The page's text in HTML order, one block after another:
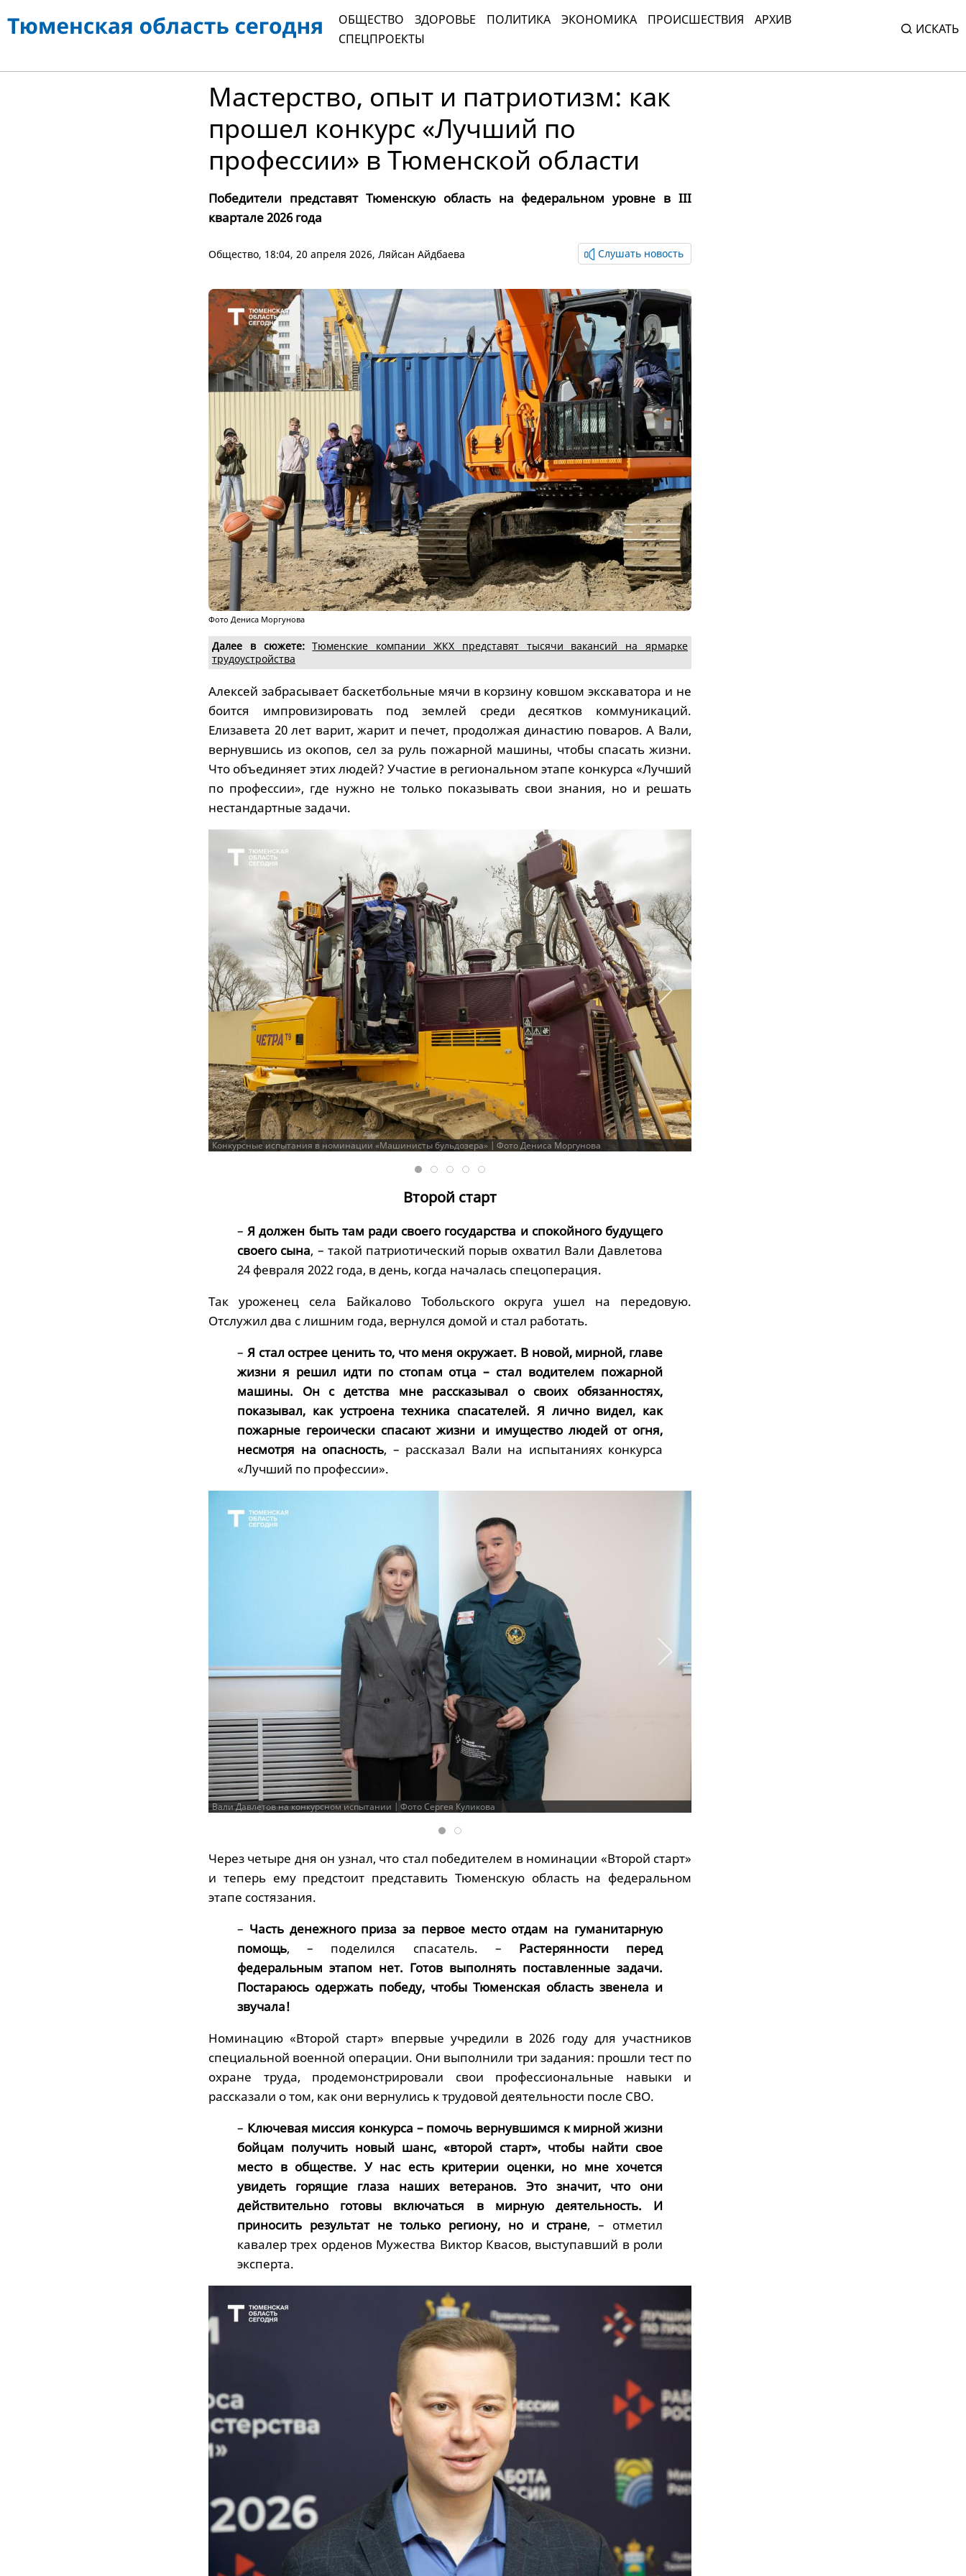
ОБЩЕСТВО ЗДОРОВЬЕ ПОЛИТИКА ЭКОНОМИКА ПРОИСШЕСТВИЯ
АРХИВ
СПЕЦПРОЕКТЫ
ИСКАТЬ
Мастерство, опыт и патриотизм: как
прошел конкурс «Лучший по
профессии» в Тюменской области
Победители представят Тюменскую область на федеральном уровне в III
квартале 2026 года
Общество, 18:04, 20 апреля 2026, Ляйсан Айдбаева Слушать новость
Фото Дениса Моргунова
Далее в сюжете: Тюменские компании ЖКХ представят тысячи вакансий на ярмарке
трудоустройства
Алексей забрасывает баскетбольные мячи в корзину ковшом экскаватора и не
боится импровизировать под землей среди десятков коммуникаций.
Елизавета 20 лет варит, жарит и печет, продолжая династию поваров. А Вали,
вернувшись из окопов, сел за руль пожарной машины, чтобы спасать жизни.
Что объединяет этих людей? Участие в региональном этапе конкурса «Лучший
по профессии», где нужно не только показывать свои знания, но и решать
нестандартные задачи.
Конкурсные испытания в номинации «Машинисты бульдозера» | Фото Дениса Моргунова
Второй старт
–Я должен быть там ради своего государства и спокойного будущего
своего сына, – такой патриотический порыв охватил Вали Давлетова
24 февраля 2022 года, в день, когда началась спецоперация.
Так уроженец села Байкалово Тобольского округа ушел на передовую.
Отслужил два с лишним года, вернулся домой и стал работать.
– Я стал острее ценить то, что меня окружает. В новой, мирной, главе
жизни я решил идти по стопам отца – стал водителем пожарной
машины. Он с детства мне рассказывал о своих обязанностях,
показывал, как устроена техника спасателей. Я лично видел, как
пожарные героически спасают жизни и имущество людей от огня,
несмотря на опасность, – рассказал Вали на испытаниях конкурса
«Лучший по профессии».
Вали Давлетов на конкурсном испытании | Фото Сергея Куликова
Через четыре дня он узнал, что стал победителем в номинации «Второй старт»
и теперь ему предстоит представить Тюменскую область на федеральном
этапе состязания.
– Часть денежного приза за первое место отдам на гуманитарную
помощь, – поделился спасатель. – Растерянности перед
федеральным этапом нет. Готов выполнять поставленные задачи.
Постараюсь одержать победу, чтобы Тюменская область звенела и
звучала!
Номинацию «Второй старт» впервые учредили в 2026 году для участников
специальной военной операции. Они выполнили три задания: прошли тест по
охране труда, продемонстрировали свои профессиональные навыки и
рассказали о том, как они вернулись к трудовой деятельности после СВО.
– Ключевая миссия конкурса – помочь вернувшимся к мирной жизни
бойцам получить новый шанс, «второй старт», чтобы найти свое
место в обществе. У нас есть критерии оценки, но мне хочется
увидеть горящие глаза наших ветеранов. Это значит, что они
действительно готовы включаться в мирную деятельность. И
приносить результат не только региону, но и стране, – отметил
кавалер трех орденов Мужества Виктор Квасов, выступавший в роли
эксперта.